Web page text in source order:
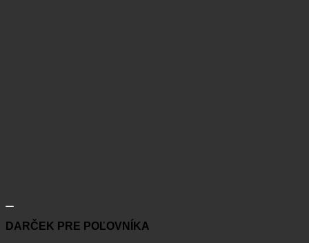
DARČEK PRE POĽOVNÍKA